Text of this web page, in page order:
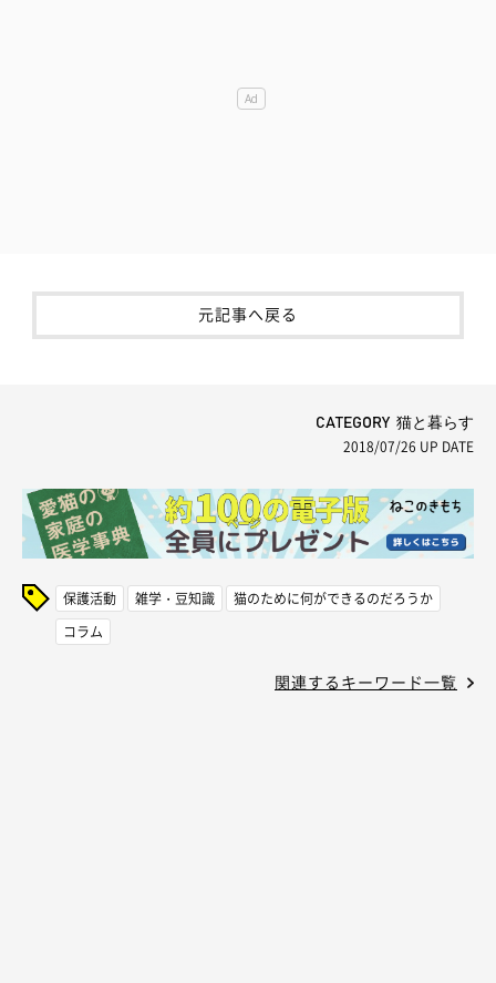
元記事へ戻る
CATEGORY 猫と暮らす
2018/07/26 UP DATE
保護活動 雑学・豆知識
猫のために何ができるのだろうか
コラム
関連するキーワード一覧